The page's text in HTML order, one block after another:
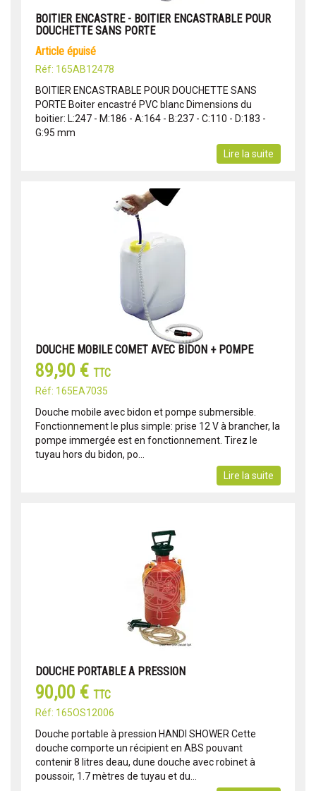
BOITIER ENCASTRE - BOITIER ENCASTRABLE POUR
DOUCHETTE SANS PORTE
article épuisé
Réf: 165AB12478
BOITIER ENCASTRABLE POUR DOUCHETTE SANS
PORTE Boiter encastré PVC blanc Dimensions du
boitier: L:247 - M:186 - A:164 - B:237 - C:110 - D:183 -
G:95 mm
Lire la suite
DOUCHE MOBILE COMET AVEC BIDON + POMPE
89,90 € TTC
Réf: 165EA7035
Douche mobile avec bidon et pompe submersible.
Fonctionnement le plus simple: prise 12 V à brancher, la
pompe immergée est en fonctionnement. Tirez le
tuyau hors du bidon, po...
Lire la suite
DOUCHE PORTABLE A PRESSION
90,00 € TTC
Réf: 165OS12006
Douche portable à pression HANDI SHOWER Cette
douche comporte un récipient en ABS pouvant
contenir 8 litres deau, dune douche avec robinet à
poussoir, 1.7 mètres de tuyau et du...